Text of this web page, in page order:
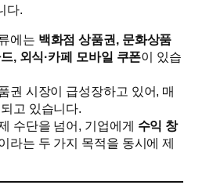
다.
에는 백화점 상품권, 문화상품
, 외식·카페 모바일 쿠폰이 있습
권 시장이 급성장하고 있어, 매
고 있습니다.
수단을 넘어, 기업에게 수익 창
라는 두 가지 목적을 동시에 제